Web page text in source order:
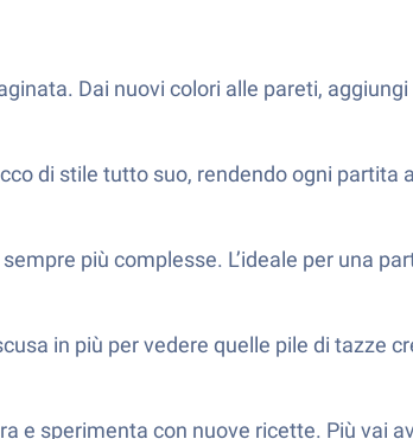
Dai nuovi colori alle pareti,
di stile tutto suo, rendendo ogni partita
più complesse. L’ideale per una
in più per vedere quelle pile di tazze
e sperimenta con nuove ricette. Più vai